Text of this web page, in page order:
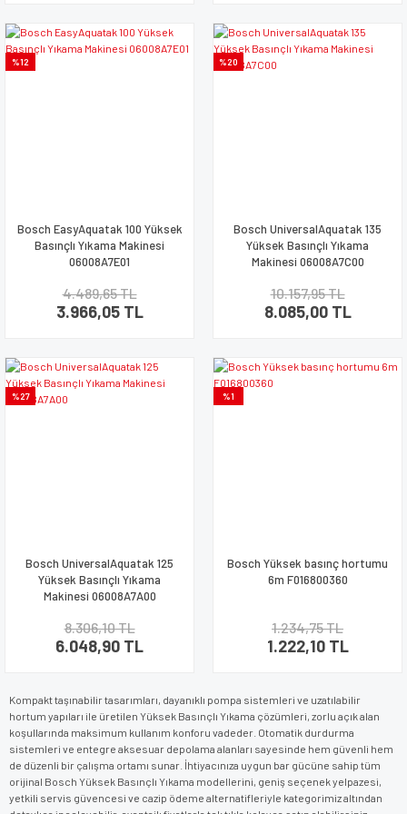
%12
Bosch EasyAquatak 100 Yüksek
Basınçlı Yıkama Makinesi
06008A7E01
4.489,65 TL
3.966,05 TL
%20
Bosch UniversalAquatak 135
Yüksek Basınçlı Yıkama
Makinesi 06008A7C00
10.157,95 TL
8.085,00 TL
%27
Bosch UniversalAquatak 125
Yüksek Basınçlı Yıkama
Makinesi 06008A7A00
8.306,10 TL
6.048,90 TL
%1
Bosch Yüksek basınç hortumu
6m F016800360
1.234,75 TL
1.222,10 TL
Kompakt taşınabilir tasarımları, dayanıklı pompa sistemleri ve uzatılabilir
hortum yapıları ile üretilen Yüksek Basınçlı Yıkama çözümleri, zorlu açık alan
koşullarında maksimum kullanım konforu vadeder. Otomatik durdurma
sistemleri ve entegre aksesuar depolama alanları sayesinde hem güvenli hem
de düzenli bir çalışma ortamı sunar. İhtiyacınıza uygun bar gücüne sahip tüm
orijinal Bosch Yüksek Basınçlı Yıkama modellerini, geniş seçenek yelpazesi,
yetkili servis güvencesi ve cazip ödeme alternatifleriyle kategorimiz altından